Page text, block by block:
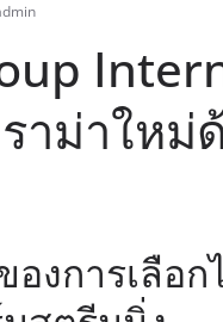
าม่าใหม่
งการเลือ